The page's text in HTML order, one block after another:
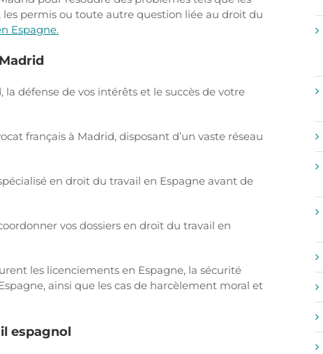
les permis ou toute autre question liée au droit du
Espagne.
défense de vos intérêts et le succès de votre
français à Madrid, disposant d’un vaste réseau
en droit du travail en Espagne avant de
vos dossiers en droit du travail en
les licenciements en Espagne, la sécurité
ainsi que les cas de harcèlement moral et
espagnol